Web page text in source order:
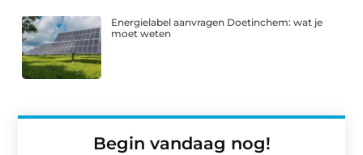
Energielabel aanvragen Doetinchem: wat je
moet weten
Begin vandaag nog!